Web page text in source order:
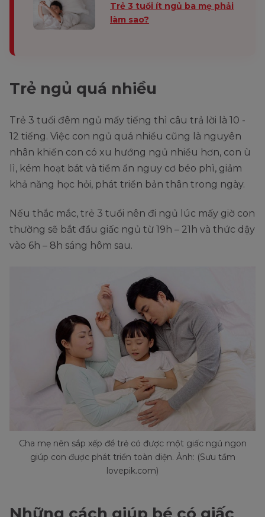
Trẻ 3 tuổi ít ngủ ba mẹ phải
làm sao?
Trẻ ngủ quá nhiều
Trẻ 3 tuổi đêm ngủ mấy tiếng thì câu trả lời là 10 -
12 tiếng. Việc con ngủ quá nhiều cũng là nguyên
nhân khiến con có xu hướng ngủ nhiều hơn, con ù
lì, kém hoạt bát và tiềm ẩn nguy cơ béo phì, giảm
khả năng học hỏi, phát triển bản thân trong ngày.
Nếu thắc mắc, trẻ 3 tuổi nên đi ngủ lúc mấy giờ con
thường sẽ bắt đầu giấc ngủ từ 19h – 21h và thức dậy
vào 6h – 8h sáng hôm sau.
Cha mẹ nên sắp xếp để trẻ có được một giấc ngủ ngon
giúp con được phát triển toàn diện. Ảnh: (Sưu tầm
lovepik.com)